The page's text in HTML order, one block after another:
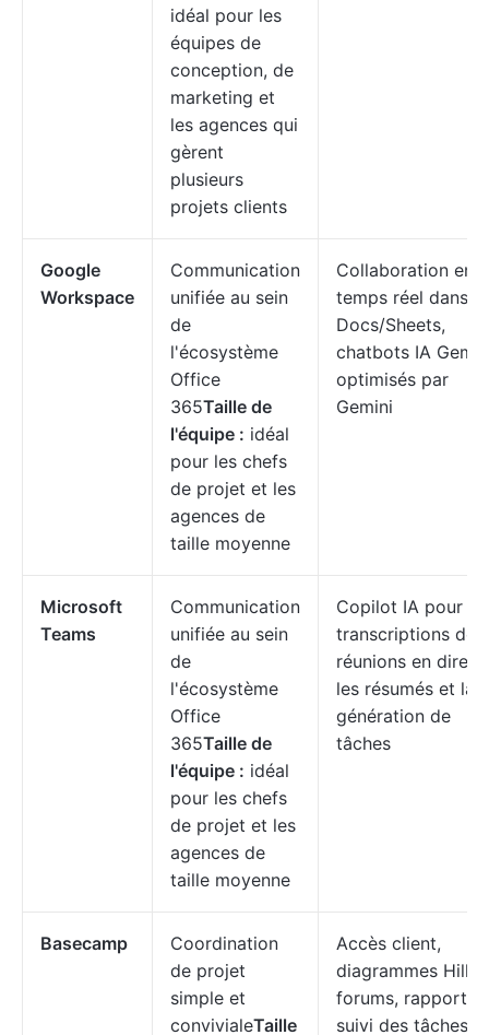
idéal pour les
équipes de
conception, de
marketing et
les agences qui
gèrent
plusieurs
projets clients
Google
Workspace
Communication
unifiée au sein
de
l'écosystème
Office
365Taille de
l'équipe : idéal
pour les chefs
de projet et les
agences de
taille moyenne
Collaboration en
temps réel dans
Docs/Sheets,
chatbots IA Gems
optimisés par
Gemini
Microsoft
Teams
Communication
unifiée au sein
de
l'écosystème
Office
365Taille de
l'équipe : idéal
pour les chefs
de projet et les
agences de
taille moyenne
Copilot IA pour
transcriptions de
réunions en direct,
les résumés et la
génération de
tâches
Basecamp
Coordination
de projet
simple et
convivialeTaille
Accès client,
diagrammes Hill,
forums, rapports,
suivi des tâches à